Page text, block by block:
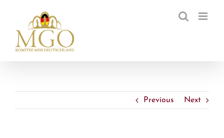
springen
Previous Next